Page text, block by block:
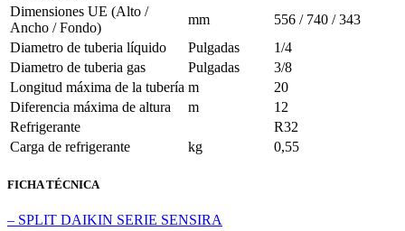
Dimensiones UE (Alto /
Ancho / Fondo)
mm
556 / 740 / 343
Diametro de tuberia líquido
Pulgadas
1/4
Diametro de tuberia gas
Pulgadas
3/8
Longitud máxima de la tubería m
20
Diferencia máxima de altura
m
12
Refrigerante
R32
Carga de refrigerante
kg 0,55
FICHA TÉCNICA
– SPLIT DAIKIN SERIE SENSIRA